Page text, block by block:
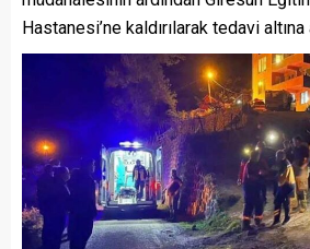
Hastanesi’ne kaldırılarak tedavi altına